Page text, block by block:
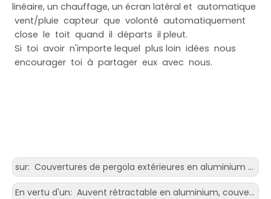
linéaire, un chauffage, un écran latéral et automatique
vent/pluie capteur que volonté automatiquement
close le toit quand il départs il pleut.
Si toi avoir n'importe lequel plus loin idées nous
encourager toi à partager eux avec nous.
sur: Couvertures de pergola extérieures en aluminium fixées à la maison avec stores latéraux
En vertu d'un: Auvent rétractable en aluminium, couverture de protection solaire pour pergola en PVC